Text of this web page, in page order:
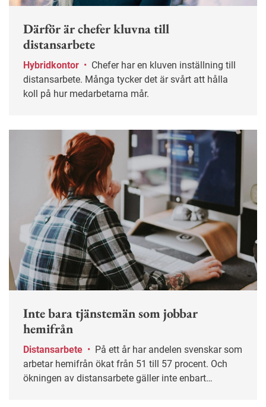
Därför är chefer kluvna till
distansarbete
Hybridkontor •
distansarbete. Många tycker det är svårt att hålla
koll på hur medarbetarna mår.
Inte bara tjänstemän som jobbar
hemifrån
Distansarbete •
arbetar hemifrån ökat från 51 till 57 procent. Och
ökningen av distansarbete gäller inte enbart